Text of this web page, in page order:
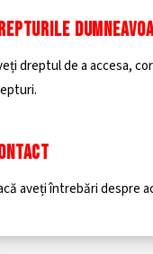
dreptul de a accesa,
aveți întrebări despre